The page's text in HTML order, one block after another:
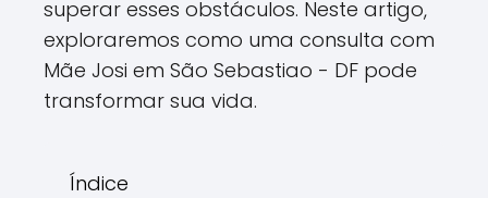
superar esses obstáculos. Neste artigo,
exploraremos como uma consulta com
Mãe Josi em São Sebastiao - DF pode
transformar sua vida.
Índice